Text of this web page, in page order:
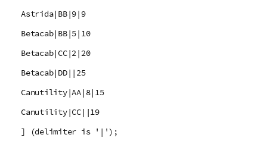
Astrida|BB|9|9
Betacab|BB|5|10
Betacab|CC|2|20
Betacab|DD||25
Canutility|AA|8|15
Canutility|CC||19
] (delimiter is '|');